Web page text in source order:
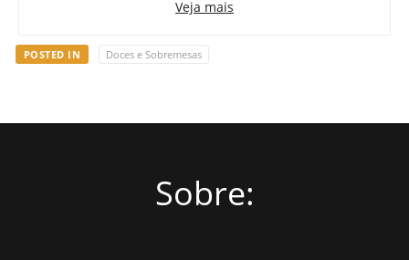
Veja mais
POSTED IN Doces e Sobremesas
Sobre: